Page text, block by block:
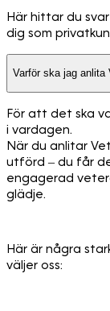
Här hittar du
dig som
Varför ska jag anlita
För att det ska
i vardagen.
När du anlitar
utförd – du får
engagerad
glädje.
Här är några
väljer oss: